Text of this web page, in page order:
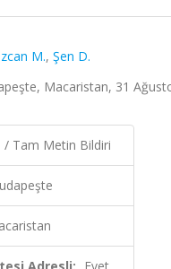
M., Şen D.
Macaristan, 31
/ Tam Metin Bildiri